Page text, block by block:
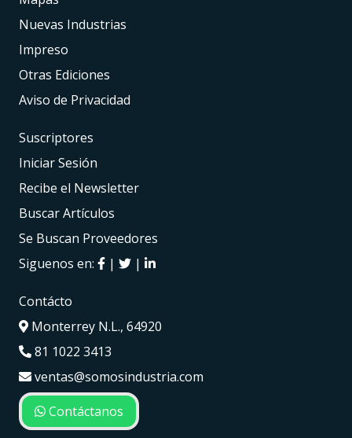
Nuevas Industrias
Impreso
Otras Ediciones
Aviso de Privacidad
Suscriptores
Iniciar Sesión
Recibe el Newsletter
Buscar Artículos
Se Buscan Proveedores
Siguenos en:
| |
Contácto
Monterrey N.L., 64920
81 1022 3413
ventas@somosindustria.com
Contáctanos